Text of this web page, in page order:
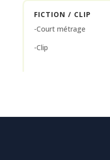
FICTION / CLIP
-Court métrage
-Clip